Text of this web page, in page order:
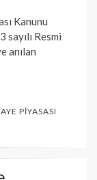
Kanunu
Resmi
anılan
PIYASASI